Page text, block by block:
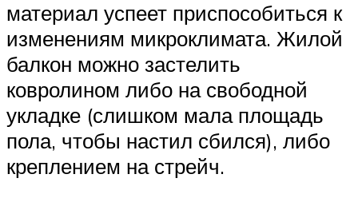
материал успеет приспособиться к
изменениям микроклимата. Жилой
балкон можно застелить
ковролином либо на свободной
укладке (слишком мала площадь
пола, чтобы настил сбился), либо
креплением на стрейч.